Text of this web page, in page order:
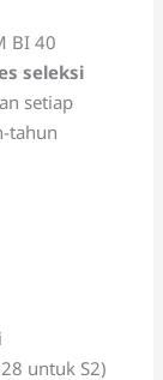
BI 40
seleksi
setiap
tahun
untuk S2)